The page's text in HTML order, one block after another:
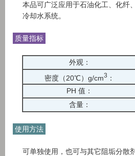
本品可广泛应用于石油化工、化纤
冷却水系统。
质量指标
外观：
密度（20℃）g/cm3 ：
PH 值：
含量：
使用方法
可单独使用，也可与其它阻垢分散